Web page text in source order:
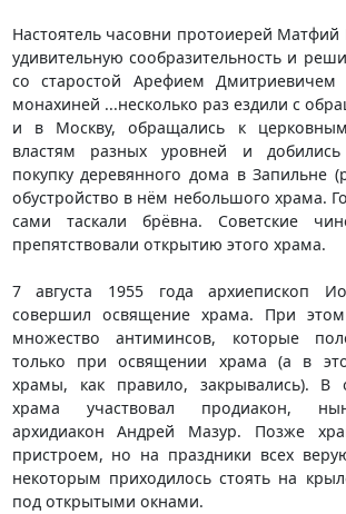
Настоятель часовни протоиерей
удивительную сообразительность и
со старостой Арефием
монахиней ...несколько раз ездили с
и в Москву, обращались к
властям разных уровней и
покупку деревянного дома в Запильне
обустройство в нём небольшого храма.
сами таскали брёвна. Советские
препятствовали открытию этого храма.
7 августа 1955 года архиепископ
совершил освящение храма. При
множество антиминсов, которые
только при освящении храма (а в
храмы, как правило, закрывались). В
храма участвовал продиакон,
архидиакон Андрей Мазур. Позже
пристроем, но на праздники всех
некоторым приходилось стоять на
под открытыми окнами.